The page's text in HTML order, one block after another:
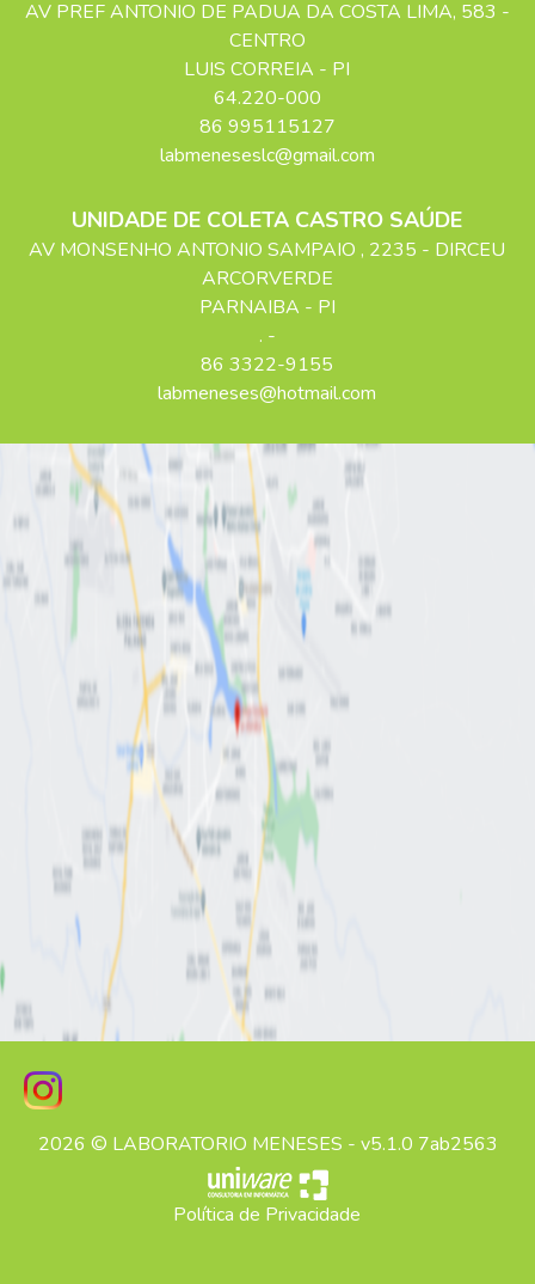
AV PREF ANTONIO DE PADUA DA COSTA LIMA, 583 -
CENTRO
LUIS CORREIA - PI
64.220-000
86 995115127
labmeneseslc@gmail.com
UNIDADE DE COLETA CASTRO SAÚDE
AV MONSENHO ANTONIO SAMPAIO , 2235 - DIRCEU
ARCORVERDE
PARNAIBA - PI
. -
86 3322-9155
labmeneses@hotmail.com
2026 © LABORATORIO MENESES - v5.1.0 7ab2563
Política de Privacidade